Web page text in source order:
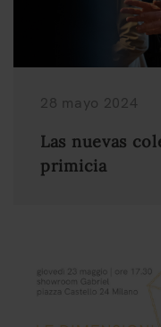
28 mayo 2024
Las nuevas
primicia